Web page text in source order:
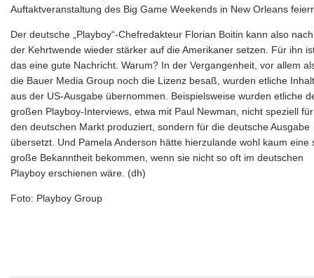
Auftaktveranstaltung des Big Game Weekends in New Orleans
Der deutsche „Playboy“-Chefredakteur Florian Boitin kann also nach
der Kehrtwende wieder stärker auf die Amerikaner setzen. Für ihn
das eine gute Nachricht. Warum? In der Vergangenheit, vor allem
die Bauer Media Group noch die Lizenz besaß, wurden etliche
aus der US-Ausgabe übernommen. Beispielsweise wurden etliche
großen Playboy-Interviews, etwa mit Paul Newman, nicht speziell für
den deutschen Markt produziert, sondern für die deutsche Ausgabe
übersetzt. Und Pamela Anderson hätte hierzulande wohl kaum eine
große Bekanntheit bekommen, wenn sie nicht so oft im deutschen
Playboy erschienen wäre. (dh)
Foto: Playboy Group